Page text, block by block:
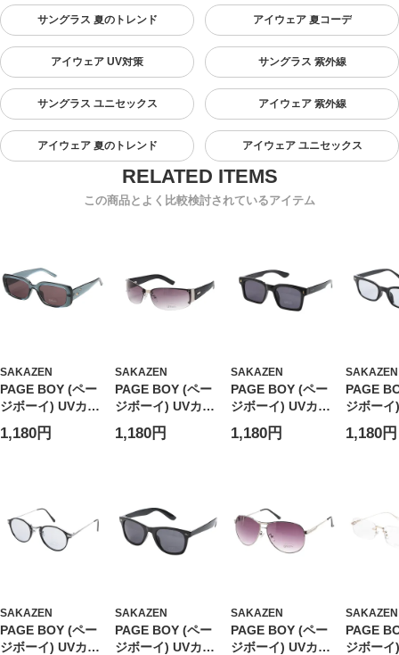
サングラス 夏のトレンド アイウェア 夏コーデ
アイウェア UV対策 サングラス 紫外線
サングラス ユニセックス アイウェア 紫外線
アイウェア 夏のトレンド アイウェア ユニセックス
この商品とよく比較検討されているアイテム
SAKAZEN
PAGE BOY (ペー
ジボーイ) UVカッ
ト スクエア サン
グラス ユニセック
1,180円
SAKAZEN
PAGE BOY (ペー
ジボーイ) UVカッ
ト フチなし リム
レス ラージスクエ
合皮テンプル アイ
ウェア 伊達メガネ
紫外線対策
1,180円
SAKAZEN
PAGE BOY (ペー
ジボーイ) UVカッ
ト 黒縁スクエア
サングラス ユニセ
紫外線対策
PY1255
1,180円
SAKAZEN
PAGE
ジボー
ト 細ス
ングラ
PY2893
1,180円
SAKAZEN
PAGE BOY (ペー
ジボーイ) UVカッ
SAKAZEN
PAGE BOY (ペー
ジボーイ) UVカッ
SAKAZEN
PAGE BOY (ペー
ジボーイ) UVカッ
SAKAZEN
PAGE
ジボー